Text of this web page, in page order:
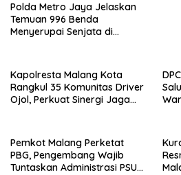
Polda Metro Jaya Jelaskan
Temuan 996 Benda
Menyerupai Senjata di
Kapolresta Malang Kota
Rangkul 35 Komunitas Driver
Ojol, Perkuat Sinergi Jaga
Pemkot Malang Perketat
PBG, Pengembang Wajib
Tuntaskan Administrasi PSU